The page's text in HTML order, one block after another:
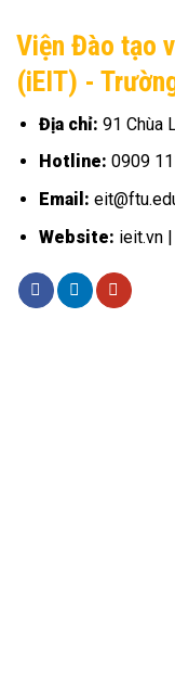
Viện Đào tạo
(iEIT) -
Địa chỉ: 91 Chùa
Hotline: 0909
Email:
Website: ieit.vn